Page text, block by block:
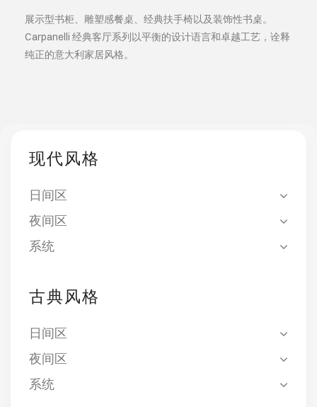
展示型书柜、雕塑感餐桌、经典扶手椅以及装饰性书桌。
Carpanelli 经典客厅系列以平衡的设计语言和卓越工艺，诠释
纯正的意大利家居风格。
现代风格
日间区
夜间区
系统
古典风格
日间区
夜间区
系统